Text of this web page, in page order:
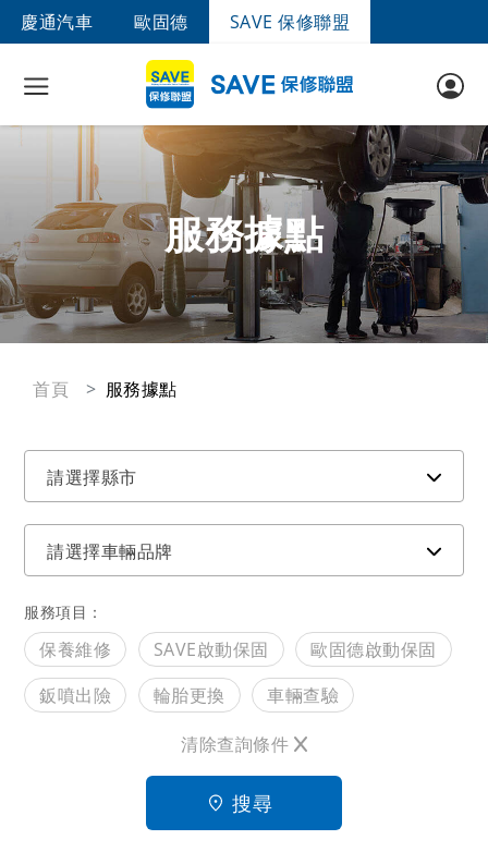
慶通汽車 歐固德 SAVE 保修聯盟
服務據點
首頁 服務據點
請選擇縣市
請選擇車輛品牌
服務項目：
保養維修 SAVE啟動保固
歐固德啟動保固
鈑噴出險
輪胎更換 車輛查驗
清除查詢條件